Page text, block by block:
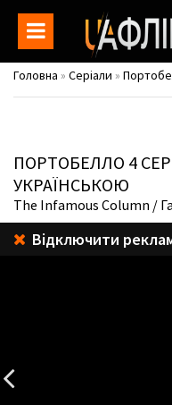
Головна » Серіали »
ПОРТОБЕЛЛО 4
УКРАЇНСЬКОЮ
The Infamous Column /
Відключити